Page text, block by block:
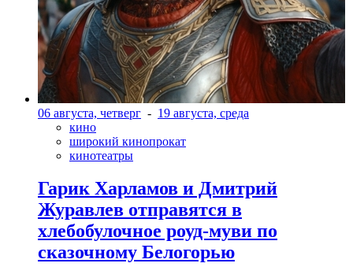
06 августа, четверг - 19 августа, среда
кино
широкий кинопрокат
кинотеатры
Гарик Харламов и Дмитрий
Журавлев отправятся в
хлебобулочное роуд-муви по
сказочному Белогорью